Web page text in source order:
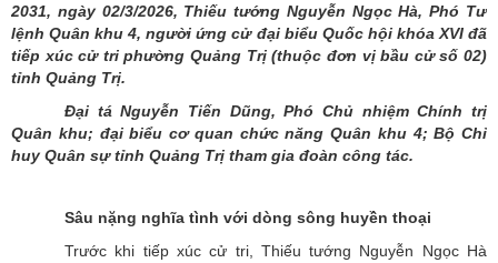
2031, ngày 02/3/2026, Thiếu tướng Nguyễn Ngọc Hà, Phó Tư
lệnh Quân khu4, người ứng cử đại biểu Quốc hội khóa XVI đã
tiếp xúc cử tri phường Quảng Trị (thuộc đơn vị bầu cử số 02)
tỉnh Quảng Trị.
Đại tá Nguyễn Tiến Dũng, Phó Chủ nhiệm Chính trị
Quân khu; đại biểu cơ quan chức năng Quân khu 4; Bộ Chỉ
huy Quân sự tỉnh Quảng Trị tham gia đoàn công tác.
Sâu nặng nghĩa tình với dòng sông huyền thoại
Trước khi tiếp xúc cử tri, Thiếu tướng Nguyễn Ngọc Hà